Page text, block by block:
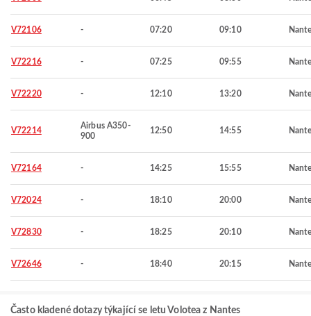
V72106 - 07:20 09:10
V72216 - 07:25 09:55
V72220 - 12:10 13:20
V72214
Airbus A350-
900
12:50 14:55
V72164 - 14:25 15:55
V72024 - 18:10 20:00
V72830 - 18:25 20:10
V72646 - 18:40 20:15
Často kladené dotazy týkající se letu Volotea z Nantes